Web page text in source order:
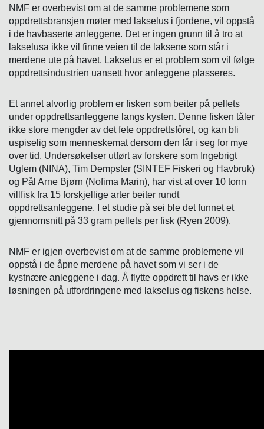
NMF er overbevist om at de samme problemene som
oppdrettsbransjen møter med lakselus i fjordene, vil oppstå
i de havbaserte anleggene. Det er ingen grunn til å tro at
lakselusa ikke vil finne veien til de laksene som står i
merdene ute på havet. Lakselus er et problem som vil følge
oppdrettsindustrien uansett hvor anleggene plasseres.
Et annet alvorlig problem er fisken som beiter på pellets
under oppdrettsanleggene langs kysten. Denne fisken tåler
ikke store mengder av det fete oppdrettsfôret, og kan bli
uspiselig som menneskemat dersom den får i seg for mye
over tid. Undersøkelser utført av forskere som Ingebrigt
Uglem (NINA), Tim Dempster (SINTEF Fiskeri og Havbruk)
og Pål Arne Bjørn (Nofima Marin), har vist at over 10 tonn
villfisk fra 15 forskjellige arter beiter rundt
oppdrettsanleggene. I et studie på sei ble det funnet et
gjennomsnitt på 33 gram pellets per fisk (Ryen 2009).
NMF er igjen overbevist om at de samme problemene vil
oppstå i de åpne merdene på havet som vi ser i de
kystnære anleggene i dag. Å flytte oppdrett til havs er ikke
løsningen på utfordringene med lakselus og fiskens helse.